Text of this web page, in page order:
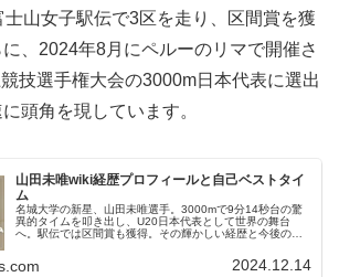
山女子駅伝で3区を走り、区間賞を獲
、2024年8月にペルーのリマで開催さ
技選手権大会の3000m日本代表に選出
頭角を現しています。
山田未唯wiki経歴プロフィールと自己ベストタイ
ム
名城大学の新星、山田未唯選手。3000mで9分14秒台の驚
異的タイムを叩き出し、U20日本代表として世界の舞台
へ。駅伝では区間賞も獲得。その輝かしい経歴と今後の展
2024.12.14